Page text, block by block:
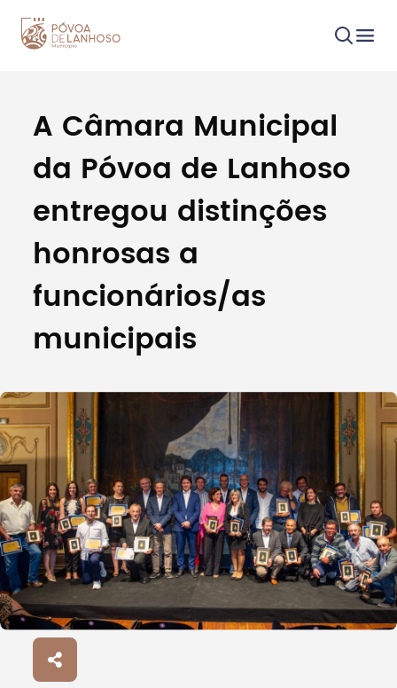
Procurar
Tipo de conteúdo
Filtros
A Câmara Municipal
da Póvoa de Lanhoso
entregou distinções
honrosas a
funcionários/as
municipais